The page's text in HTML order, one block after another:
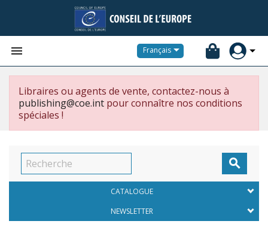
 Français
Libraires ou agents de vente, contactez-nous à
publishing@coe.int pour connaître nos conditions
spéciales !

CATALOGUE
NEWSLETTER